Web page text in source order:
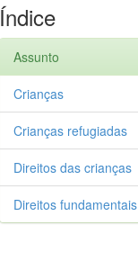
Índice
Assunto
Crianças
Crianças refugiadas
Direitos das crianças
Direitos fundamentais